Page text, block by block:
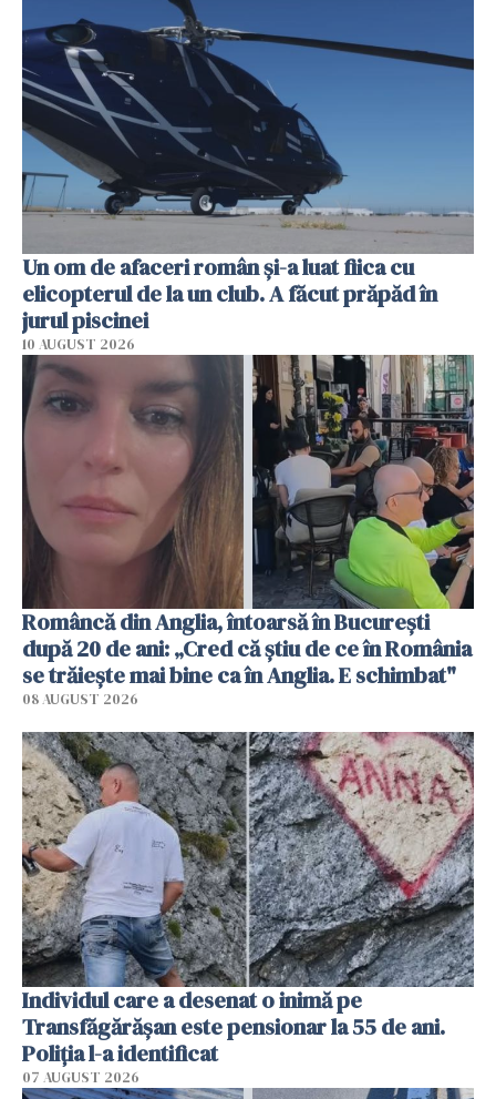
Un om de afaceri român și-a luat fiica cu
elicopterul de la un club. A făcut prăpăd în
jurul piscinei
10 AUGUST 2026
Româncă din Anglia, întoarsă în București
după 20 de ani: „Cred că știu de ce în România
se trăiește mai bine ca în Anglia. E schimbat"
08 AUGUST 2026
Individul care a desenat o inimă pe
Transfăgărășan este pensionar la 55 de ani.
Poliția l-a identificat
07 AUGUST 2026